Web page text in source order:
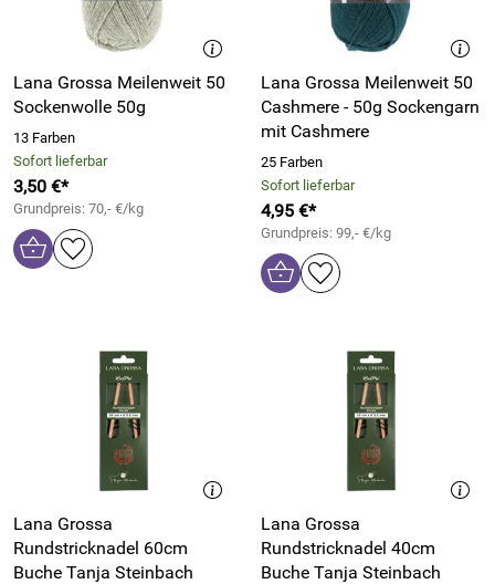
Lana Grossa Meilenweit 50
Sockenwolle 50g
13 Farben
Sofort lieferbar
3,50 €*
Grundpreis: 70,- €/kg
Lana Grossa Meilenweit 50
Cashmere - 50g Sockengarn
mit Cashmere
25 Farben
Sofort lieferbar
4,95 €*
Grundpreis: 99,- €/kg
Lana Grossa
Rundstricknadel 60cm
Buche Tanja Steinbach
Lana Grossa
Rundstricknadel 40cm
Buche Tanja Steinbach